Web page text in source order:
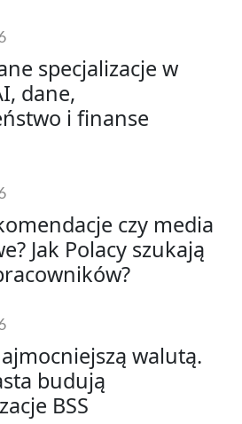
specjalizacje w
dane,
i finanse
czy media
Jak Polacy szukają
walutą.
budują
BSS